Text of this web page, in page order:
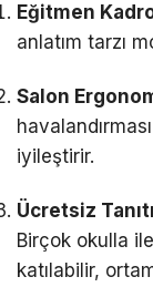
Eğitmen
anlatım tarzı
Salon
iyileştirir.
Ücretsiz
Birçok okulla
katılabilir,